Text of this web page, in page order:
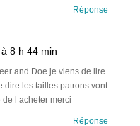
Réponse
8 h 44 min
and Doe je viens de lire
dire les tailles patrons vont
l acheter merci
Réponse